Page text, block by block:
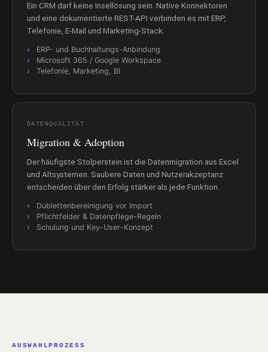
Ein CRM darf keine Insellösung sein. Native Konnektoren
und eine dokumentierte REST-API verbinden es mit ERP,
Telefonie, E-Mail und Marketing-Stack.
ERP- und Buchhaltungs-Anbindung
Microsoft 365 / Google Workspace
Telefonie, Marketing, BI
DATENQUALITÄT
Migration & Adoption
Der häufigste Stolperstein ist die Datenmigration aus Excel
und Altsystemen. Saubere Daten und Nutzerakzeptanz
entscheiden über den Erfolg stärker als jede Funktion.
Dublettenbereinigung vor Import
Pflichtfelder & Datenpflege-Regeln
Schulung und Key-User-Konzept
AUSWAHLPROZESS